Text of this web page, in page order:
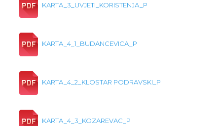
KARTA_3_UVJETI_KORISTENJA_P
KARTA_4_1_BUDANCEVICA_P
KARTA_4_2_KLOSTAR PODRAVSKI_P
KARTA_4_3_KOZAREVAC_P